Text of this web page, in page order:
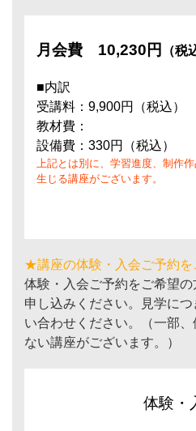
月会費 10,230円 （税
■内訳
受講料：9,900円（税込）
教材費：
設備費：330円（税込）
上記とは別に、学習進度、制作
生じる講座がございます。
★講座の体験・入会ご予約を
体験・入会ご予約をご希望
申し込みください。見学に
い合わせください。（一部
ない講座がございます。）
体験・